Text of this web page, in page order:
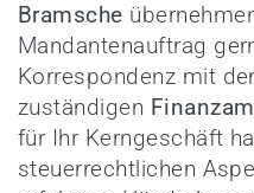
Bramsche
Mandantenauftrag
Korrespondenz mit
zuständigen
für Ihr Kerngeschäft
steuerrechtlichen